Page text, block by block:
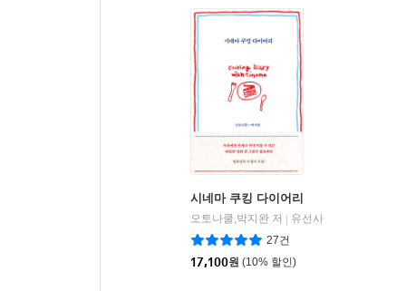
시네마 쿠킹 다이어리
오토나쿨,박지완 저 | 유선사
27건
17,100원 (10% 할인)